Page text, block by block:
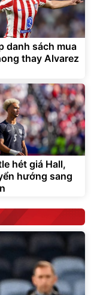
danh sách mua
thay Alvarez
hét giá Hall,
hướng sang